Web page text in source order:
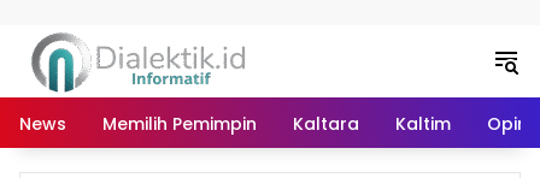
News Memilih Pemimpin Kaltara Kaltim Opini